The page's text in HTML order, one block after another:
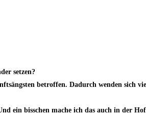
setzen?
betroffen. Dadurch wenden sich
ein bisschen mache ich das auch in der